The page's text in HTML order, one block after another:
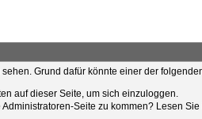
Grund dafür könnte einer der
auf dieser Seite, um sich einzuloggen.
Seite zu kommen? Lesen